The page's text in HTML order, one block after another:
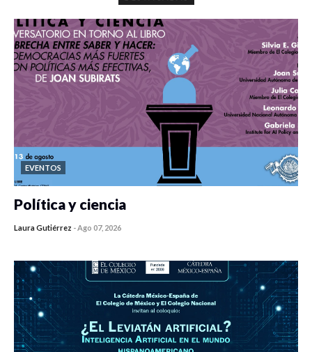
EVENTOS
Política y ciencia
Laura Gutiérrez -Ago 07, 2026